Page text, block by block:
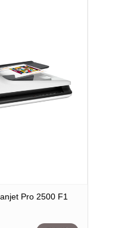
Pro 2500 F1